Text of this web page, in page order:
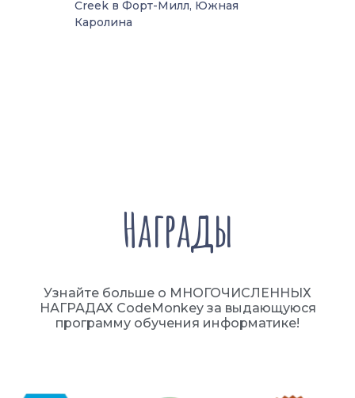
Creek в Форт-Милл, Южная
Каролина
Награды
Узнайте больше о МНОГОЧИСЛЕННЫХ
НАГРАДАХ CodeMonkey за выдающуюся
программу обучения информатике!